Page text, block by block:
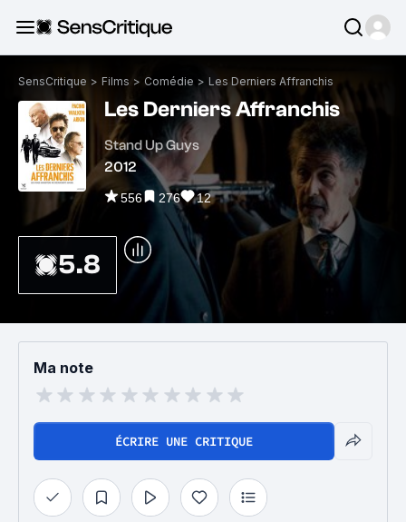
SensCritique > Films > Comédie > Les Derniers Affranchis
Les Derniers Affranchis
Stand Up Guys
2012
556 276 12
5.8
Ma note
ÉCRIRE UNE CRITIQUE